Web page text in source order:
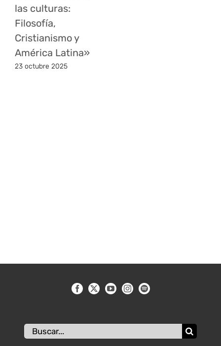
las culturas:
Filosofía,
Cristianismo y
América Latina»
23 octubre 2025
Buscar: